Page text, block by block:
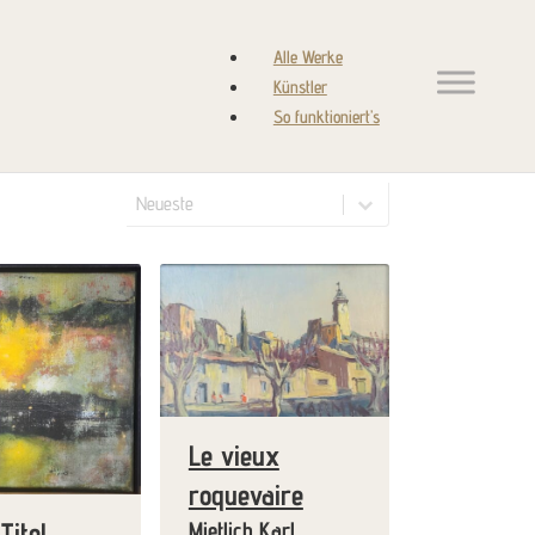
Alle Werke
Künstler
So funktioniert’s
Sortierung
Sortierung
Le vieux
roquevaire